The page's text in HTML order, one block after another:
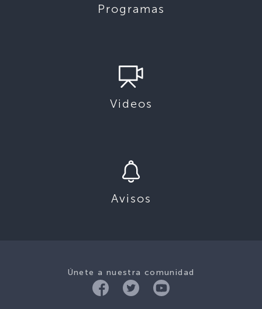
Programas
Videos
Avisos
Únete a nuestra comunidad